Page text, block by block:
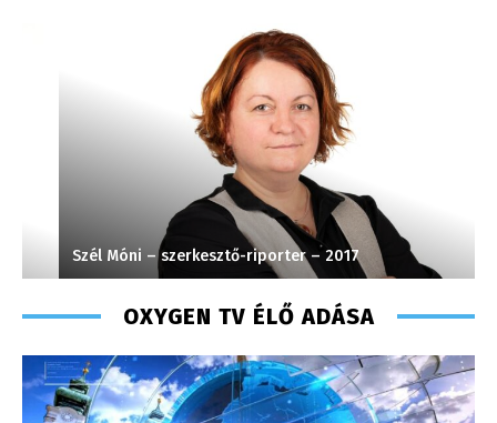
Szél Móni – szerkesztő-riporter – 2017
OXYGEN TV ÉLŐ ADÁSA